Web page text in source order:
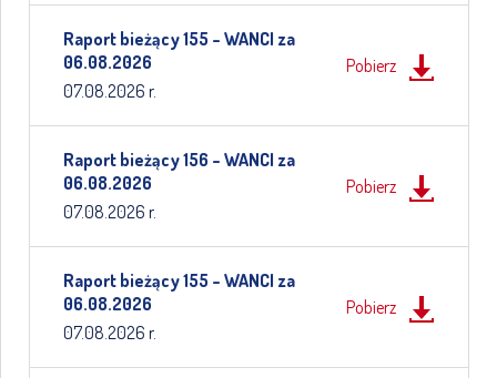
Raport bieżący 155 – WANCI za
06.08.2026
07.08.2026 r.
Pobierz
Raport bieżący 156 – WANCI za
06.08.2026
07.08.2026 r.
Pobierz
Raport bieżący 155 – WANCI za
06.08.2026
07.08.2026 r.
Pobierz